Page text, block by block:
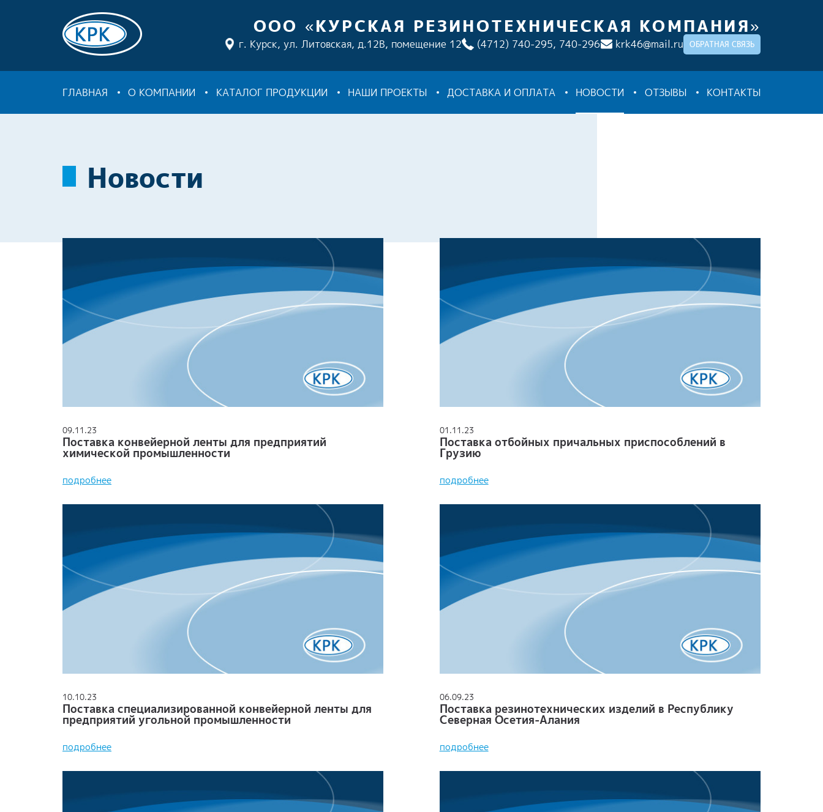
ООО «КУРСКАЯ РЕЗИНОТЕХНИЧЕСКАЯ КОМПАНИЯ»
г. Курск, ул. Литовская, д.12В, помещение 12 (4712) 740-295, 740-296 krk46@mail.ru ОБРАТНАЯ СВЯЗЬ
ГЛАВНАЯ О КОМПАНИИ КАТАЛОГ ПРОДУКЦИИ НАШИ ПРОЕКТЫ ДОСТАВКА И ОПЛАТА НОВОСТИ ОТЗЫВЫ КОНТАКТЫ
Новости
09.11.23
Поставка конвейерной ленты для предприятий
химической промышленности
подробнее
01.11.23
Поставка отбойных причальных приспособлений в
Грузию
подробнее
10.10.23
Поставка специализированной конвейерной ленты для
предприятий угольной промышленности
подробнее
06.09.23
Поставка резинотехнических изделий в Республику
Северная Осетия-Алания
подробнее